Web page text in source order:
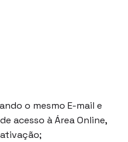
o mesmo E-mail e
acesso à Área Online,